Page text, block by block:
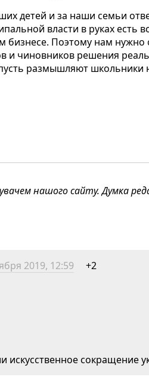
детей и за наши семьи
власти в руках есть
бизнесе. Поэтому нам нужно
и чиновников решения
размышляют
нашого сайту. Думка
2019, 12:59
+2
искусственное сокращение